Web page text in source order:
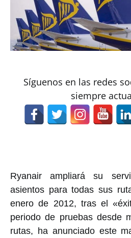
Síguenos en las redes
siempre
Ryanair ampliará su
asientos para todas sus
enero de 2012, tras el
periodo de pruebas desde
rutas, ha anunciado este